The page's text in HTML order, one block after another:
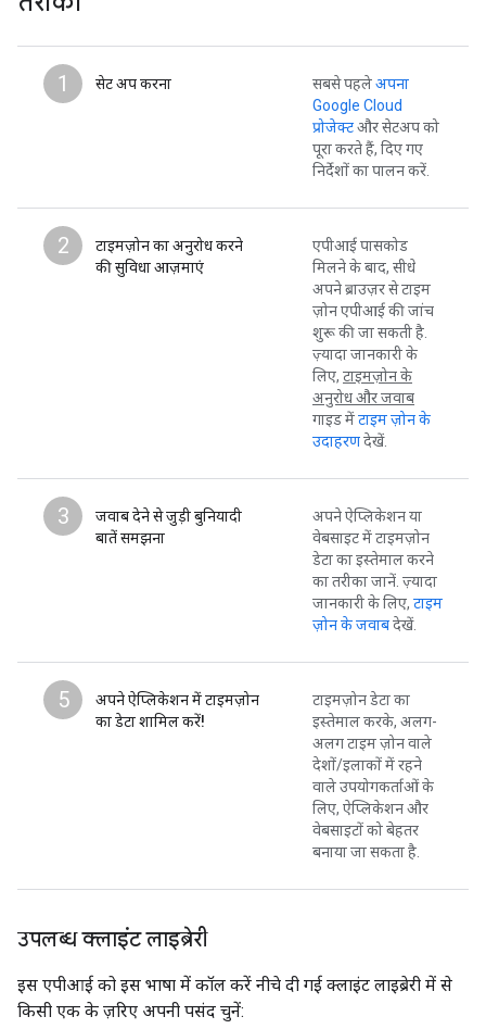
1 सेट अप करना सबसे पहलेअपना
Google Cloud
प्रोजेक्टऔर सेटअप को
पूरा करते हैं, दिए गए
निर्देशों का पालन करें.
2
टाइमज़ोन का अनुरोध करने
की सुविधा आज़माएं
एपीआई पासकोड
मिलने के बाद, सीधे
अपने ब्राउज़र से टाइम
ज़ोन एपीआई की जांच
शुरू की जा सकती है.
ज़्यादा जानकारी के
लिए, टाइमज़ोन के
अनुरोध और जवाब
गाइड मेंटाइम ज़ोन के
उदाहरणदेखें.
3
जवाब देने से जुड़ी बुनियादी
बातें समझना
अपने ऐप्लिकेशन या
वेबसाइट में टाइमज़ोन
डेटा का इस्तेमाल करने
का तरीका जानें. ज़्यादा
जानकारी के लिए, टाइम
ज़ोन के जवाबदेखें.
5
अपने ऐप्लिकेशन में टाइमज़ोन
का डेटा शामिल करें!
टाइमज़ोन डेटा का
इस्तेमाल करके, अलग-
अलग टाइम ज़ोन वाले
देशों/इलाकों में रहने
वाले उपयोगकर्ताओं के
लिए, ऐप्लिकेशन और
वेबसाइटों को बेहतर
बनाया जा सकता है.
उपलब्ध क्लाइंट लाइब्रेरी
इस एपीआई को इस भाषा में कॉल करें नीचे दी गई क्लाइंट लाइब्रेरी में से
किसी एक के ज़रिए अपनी पसंद चुनें: